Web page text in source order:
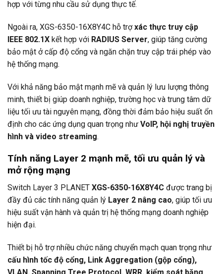
hợp với từng nhu cầu sử dụng thực tế.
Ngoài ra, XGS-6350-16X8Y4C hỗ trợxác thực truy cập
IEEE 802.1X kết hợp với RADIUS Server, giúp tăng cường
bảo mật ở cấp độ cổng và ngăn chặn truy cập trái phép vào
hệ thống mạng.
Với khả năng bảo mật mạnh mẽ và quản lý lưu lượng thông
minh, thiết bị giúp doanh nghiệp, trường học và trung tâm dữ
liệu tối ưu tài nguyên mạng, đồng thời đảm bảo hiệu suất ổn
định cho các ứng dụng quan trọng như VoIP, hội nghị truyền
hình và video streaming.
Tính năng Layer 2 mạnh mẽ, tối ưu quản lý và
mở rộng mạng
Switch Layer 3 PLANET XGS-6350-16X8Y4C được trang bị
đầy đủ các tính năng quản lý Layer 2 nâng cao, giúp tối ưu
hiệu suất vận hành và quản trị hệ thống mạng doanh nghiệp
hiện đại.
Thiết bị hỗ trợ nhiều chức năng chuyển mạch quan trọng như
cấu hình tốc độ cổng, Link Aggregation (gộp cổng),